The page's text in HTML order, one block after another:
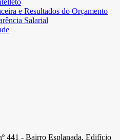
e Resultados do Orçamento
Salarial
441 - Bairro Esplanada, Edifício